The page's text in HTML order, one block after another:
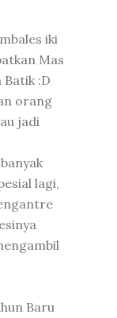
iki
Mas
:D
orang
jadi
lagi,
Baru